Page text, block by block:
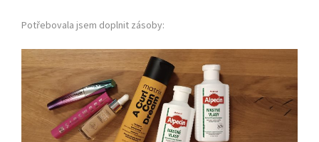
Potřebovala jsem doplnit zásoby: